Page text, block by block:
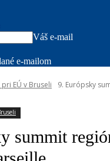
Váš e-mail
e-mailom
EÚ v Bruseli
9. Európsky
summit